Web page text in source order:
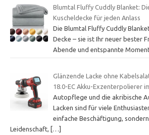
Blumtal Fluffy Cuddly Blanket:
Kuscheldecke für jeden Anlass
Die Blumtal Fluffy Cuddly
Decke – sie ist Ihr neuer bester
Abende und entspannte
Glänzende Lacke ohne
18.0-EC Akku-Exzenterpolierer
Autopflege und die akribische
Lacken sind für viele
einfache Beschäftigung,
Leidenschaft,
[…]